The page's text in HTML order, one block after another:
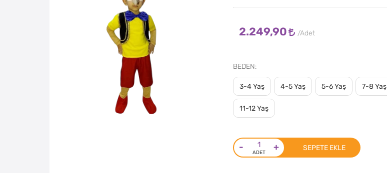
2.249,90
BEDEN
3-4 Yaş 4-5 Yaş 5-6 Yaş 7-8 Yaş
11-12 Yaş
- + SEPETE EKLE